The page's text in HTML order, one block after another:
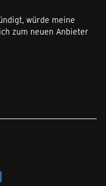
würde meine
zum neuen Anbieter